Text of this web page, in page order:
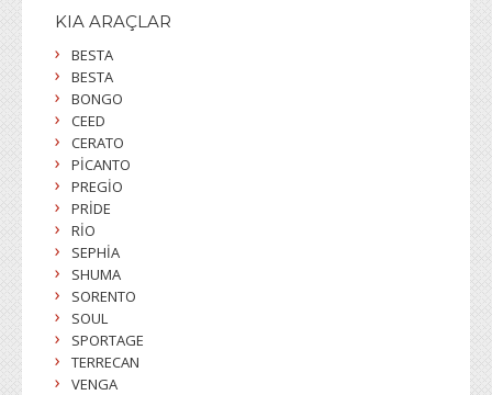
KIA ARAÇLAR
BESTA
BESTA
BONGO
CEED
CERATO
PİCANTO
PREGİO
PRİDE
RİO
SEPHİA
SHUMA
SORENTO
SOUL
SPORTAGE
TERRECAN
VENGA